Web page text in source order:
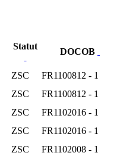
Statut
DOCOB
ZSC FR1100812 - 1
ZSC FR1100812 - 1
ZSC FR1102016 - 1
ZSC FR1102016 - 1
ZSC FR1102008 - 1